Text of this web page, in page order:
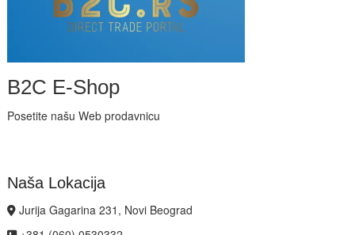
B2C E-Shop
Posetite našu Web prodavnicu
Naša Lokacija
Jurija Gagarina 231, Novi Beograd